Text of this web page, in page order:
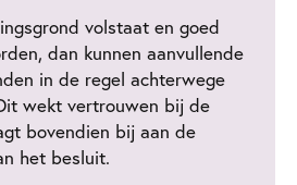
volstaat en goed
dan kunnen aanvullende
in de regel achterwege
wekt vertrouwen bij de
bovendien bij aan de
het besluit.